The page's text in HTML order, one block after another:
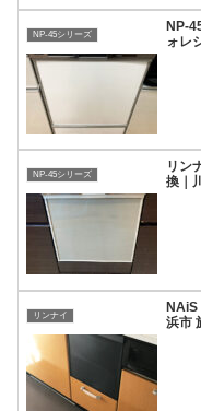
NP-45シリーズ
NP-
ォレ
NP-45シリーズ
リン
換｜
リンナイ
NAiS
浜市